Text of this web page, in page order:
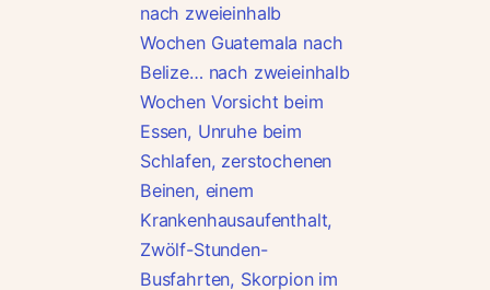
nach zweieinhalb
Wochen Guatemala nach
Belize… nach zweieinhalb
Wochen Vorsicht beim
Essen, Unruhe beim
Schlafen, zerstochenen
Beinen, einem
Krankenhausaufenthalt,
Zwölf-Stunden-
Busfahrten, Skorpion im